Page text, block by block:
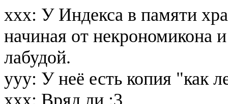
xxx: У Индекса в памяти
начиная от некрономикона
лабудой.
yyy: У неё есть копия "как
xxx: Вряд ли :3